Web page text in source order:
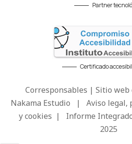
Partner
Certificado
Corresponsables | Sitio
Nakama Estudio | Aviso legal,
y cookies | Informe
2025